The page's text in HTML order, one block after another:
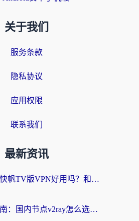
关于我们
服务条款
隐私协议
应用权限
联系我们
最新资讯
海外党必看：快帆TV版VPN好用吗？和快游VPN对比哪个回国效果更好？附实用避坑指南
海外党无忧指南：国内节点v2ray怎么选？一键回国VPN+多场景实测帮你避坑